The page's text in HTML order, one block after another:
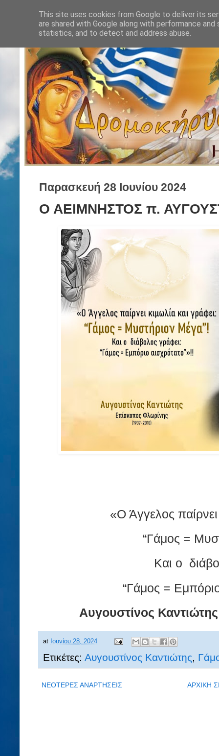
Παρασκευή 28 Ιουνίου 2024
Ο ΑΕΙΜΝΗΣΤΟΣ π.
«Ο Άγγελος
“Γάμος =
Και ο
“Γάμος =
Αυγουστίνος
at Ιουνίου 28, 2024
Ετικέτες: Αυγουστίνος Καντιώτης
ΝΕΟΤΕΡΕΣ ΑΝΑΡΤΗΣΕΙΣ ΑΡΧΙΚΗ
This site uses cookies from Google to deliver its
are shared with Google along with performance
statistics, and to detect and address abuse.